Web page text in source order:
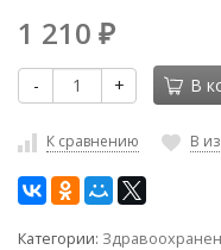
1 210 ₽
- + В
К сравнению В
Категории: